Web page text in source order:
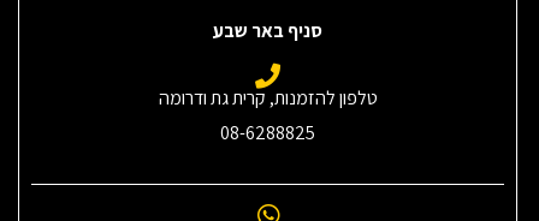
סניף באר שבע
טלפון להזמנות, קרית גת ודרומה
08-6288825